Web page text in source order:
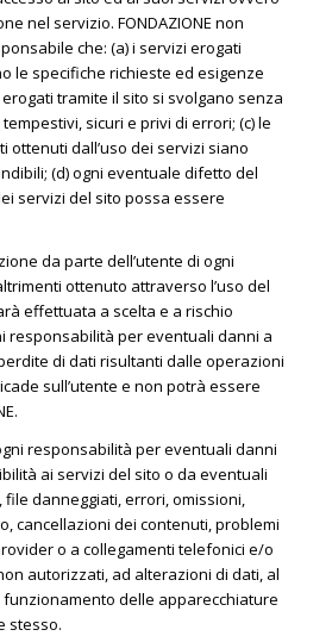
nel servizio. FONDAZIONE non
che: (a) i servizi erogati
le specifiche richieste ed esigenze
erogati tramite il sito si svolgano senza
sicuri e privi di errori; (c) le
ottenuti dall’uso dei servizi siano
(d) ogni eventuale difetto del
servizi del sito possa essere
da parte dell’utente di ogni
ottenuto attraverso l’uso del
effettuata a scelta e a rischio
responsabilità per eventuali danni a
di dati risultanti dalle operazioni
sull’utente e non potrà essere
responsabilità per eventuali danni
ai servizi del sito o da eventuali
danneggiati, errori, omissioni,
cancellazioni dei contenuti, problemi
o a collegamenti telefonici e/o
autorizzati, ad alterazioni di dati, al
delle apparecchiature
stesso.